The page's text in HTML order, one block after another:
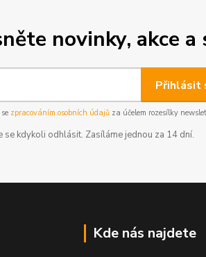
novinky, akce a
Přihlásit
zpracováním osobních údajůza účelem rozesílky
se kdykoli odhlásit. Zasíláme jednou za 14 dní.
Kde nás najdete